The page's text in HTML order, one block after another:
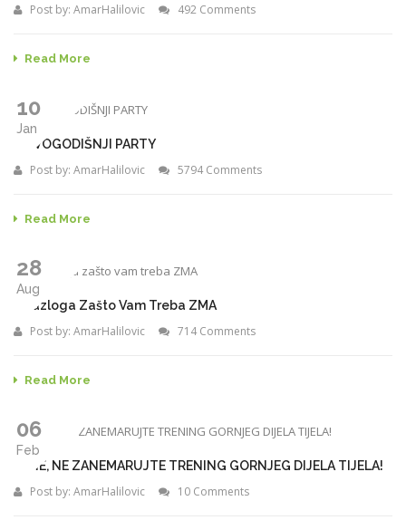
Post by: AmarHalilovic 492 Comments
Read More
10
Jan
NOVOGODIŠNJI PARTY
Post by: AmarHalilovic 5794 Comments
Read More
28
Aug
5 Razloga Zašto Vam Treba ZMA
Post by: AmarHalilovic 714 Comments
Read More
06
Feb
ŽENE, NE ZANEMARUJTE TRENING GORNJEG DIJELA TIJELA!
Post by: AmarHalilovic 10 Comments